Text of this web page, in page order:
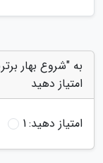
به "شروع بهار
امتیاز دهید
امتیاز دهید:1